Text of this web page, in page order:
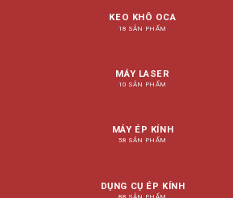
KEO KHÔ OCA
18 SẢN PHẨM
MÁY LASER
10 SẢN PHẨM
MÁY ÉP KÍNH
58 SẢN PHẨM
DỤNG CỤ ÉP KÍNH
88 SẢN PHẨM